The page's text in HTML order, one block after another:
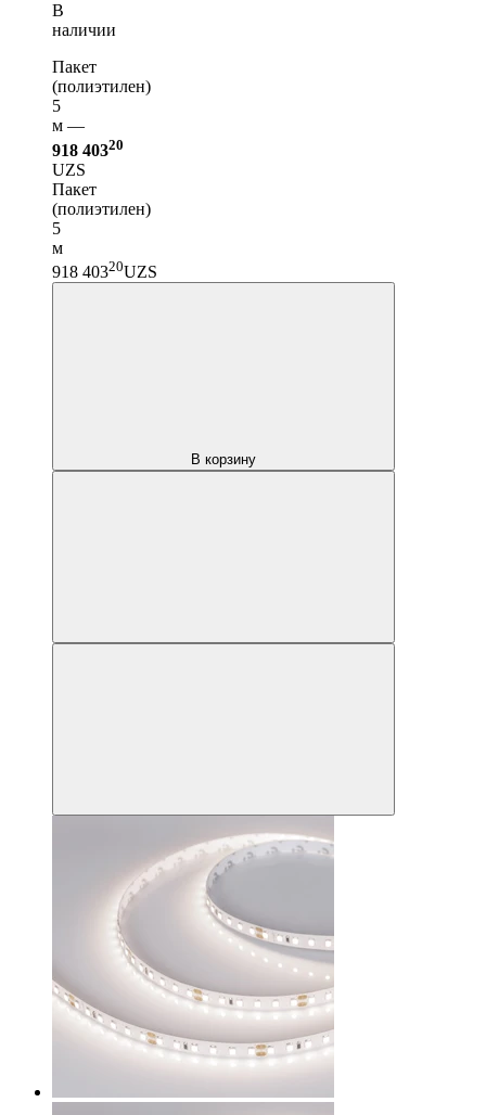
В
наличии
Пакет
(полиэтилен)
5
м —
918 40320
UZS
Пакет
(полиэтилен)
5
м
918 40320UZS
В корзину